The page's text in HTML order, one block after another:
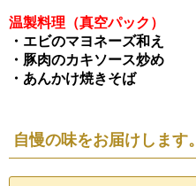
温製料理（真空パック）
・エビのマヨネーズ和え
・豚肉のカキソース炒め
・あんかけ焼きそば
自慢の味をお届けします。